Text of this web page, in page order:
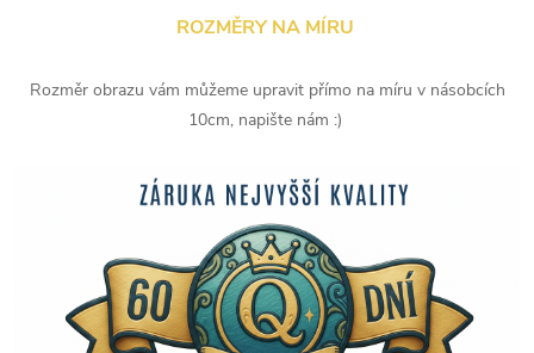
ROZMĚRY NA MÍRU
Rozměr obrazu vám můžeme upravit přímo na míru v násobcích
10cm, napište nám :)